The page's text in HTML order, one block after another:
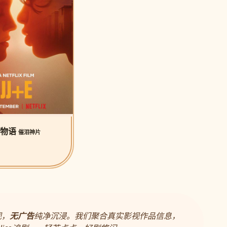
语 催泪神片
无广告纯净沉浸。我们聚合真实影视作品信息，